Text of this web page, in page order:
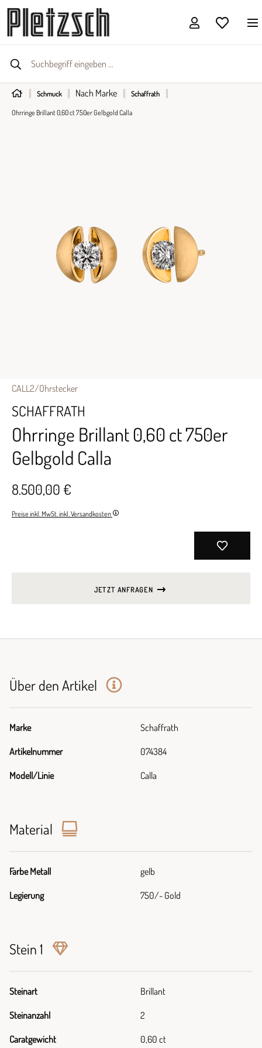
Schmuck Nach Marke Schaffrath
Ohrringe Brillant 0,60 ct 750er Gelbgold Calla
CALL2/Ohrstecker
SCHAFFRATH
Ohrringe Brillant 0,60 ct 750er
Gelbgold Calla
8.500,00 €
Preise inkl. MwSt. inkl. Versandkosten
JETZT ANFRAGEN
Über den Artikel
Marke Schaffrath
Artikelnummer 074384
Modell/Linie Calla
Material
Farbe Metall gelb
Legierung 750/- Gold
Stein 1
Steinart Brillant
Steinanzahl 2
Caratgewicht 0,60 ct